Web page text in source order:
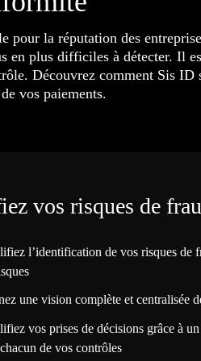
pour la réputation des
en plus difficiles à détecter. Il
Découvrez comment Sis
vos paiements.
vos risques de
l’identification de vos risques de
une vision complète et centralisée
vos prises de décisions grâce à
de vos contrôles